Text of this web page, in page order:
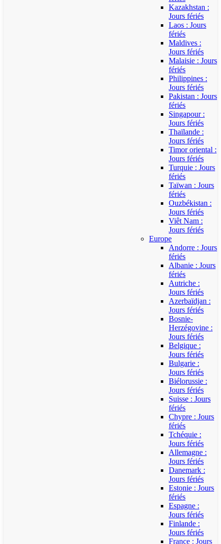
Kazakhstan :
Jours fériés
Laos : Jours
fériés
Maldives :
Jours fériés
Malaisie : Jours
fériés
Philippines :
Jours fériés
Pakistan : Jours
fériés
Singapour :
Jours fériés
Thaïlande :
Jours fériés
Timor oriental :
Jours fériés
Turquie : Jours
fériés
Taïwan : Jours
fériés
Ouzbékistan :
Jours fériés
Viêt Nam :
Jours fériés
Europe
Andorre : Jours
fériés
Albanie : Jours
fériés
Autriche :
Jours fériés
Azerbaïdjan :
Jours fériés
Bosnie-
Herzégovine :
Jours fériés
Belgique :
Jours fériés
Bulgarie :
Jours fériés
Biélorussie :
Jours fériés
Suisse : Jours
fériés
Chypre : Jours
fériés
Tchéquie :
Jours fériés
Allemagne :
Jours fériés
Danemark :
Jours fériés
Estonie : Jours
fériés
Espagne :
Jours fériés
Finlande :
Jours fériés
France : Jours